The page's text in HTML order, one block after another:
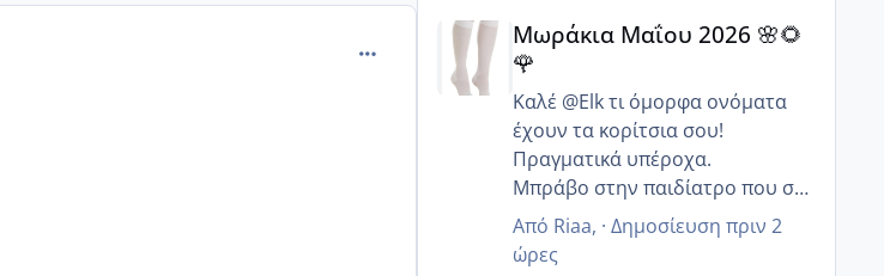
comment_887552
Μωράκια Μαΐου 2026 🌸🌻🌹
Μωράκια Μαΐου 2026 🌸🌻
🌹
Καλέ @Elk τι όμορφα ονόματα
έχουν τα κορίτσια σου!
Πραγματικά υπέροχα.
Μπράβο στην παιδίατρο που σε
συμβούλευσε να συνεχίσεις με
αποκλειστικό θηλασμό γιατί
Από Riaa, · Δημοσίευση πριν 2
ώρες